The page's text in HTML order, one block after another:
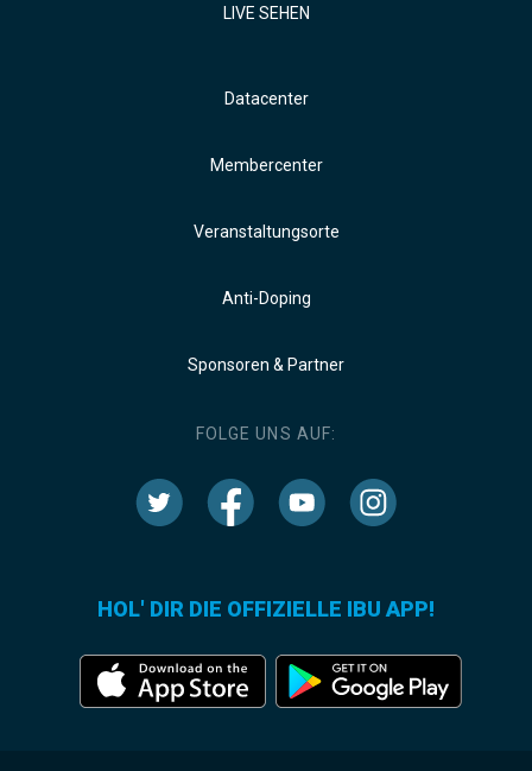
LIVE SEHEN
Datacenter
Membercenter
Veranstaltungsorte
Anti-Doping
Sponsoren & Partner
FOLGE UNS AUF:
HOL' DIR DIE OFFIZIELLE IBU APP!